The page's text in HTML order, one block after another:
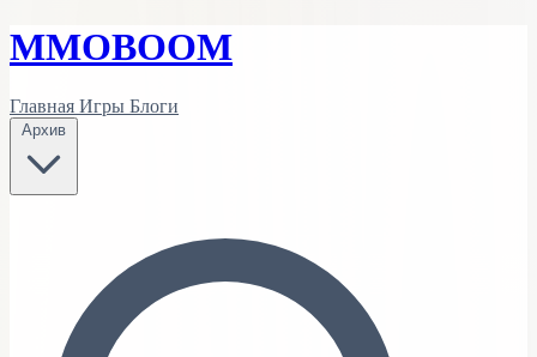
MMOBOOM
Главная Игры Блоги
Архив